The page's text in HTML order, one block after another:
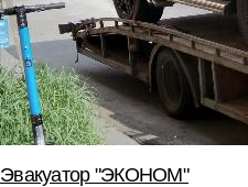
Эвакуатор "ЭКОНОМ"